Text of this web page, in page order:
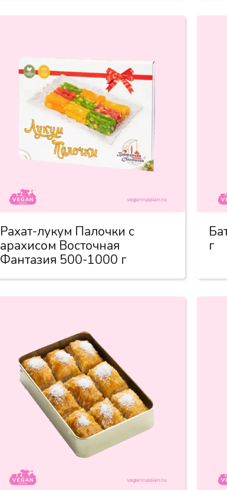
Рахат-лукум Палочки с
арахисом Восточная
Фантазия 500-1000 г
г